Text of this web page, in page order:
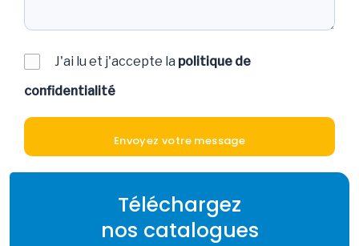
J'ai lu et j'accepte la politique de
confidentialité
Téléchargez
nos catalogues